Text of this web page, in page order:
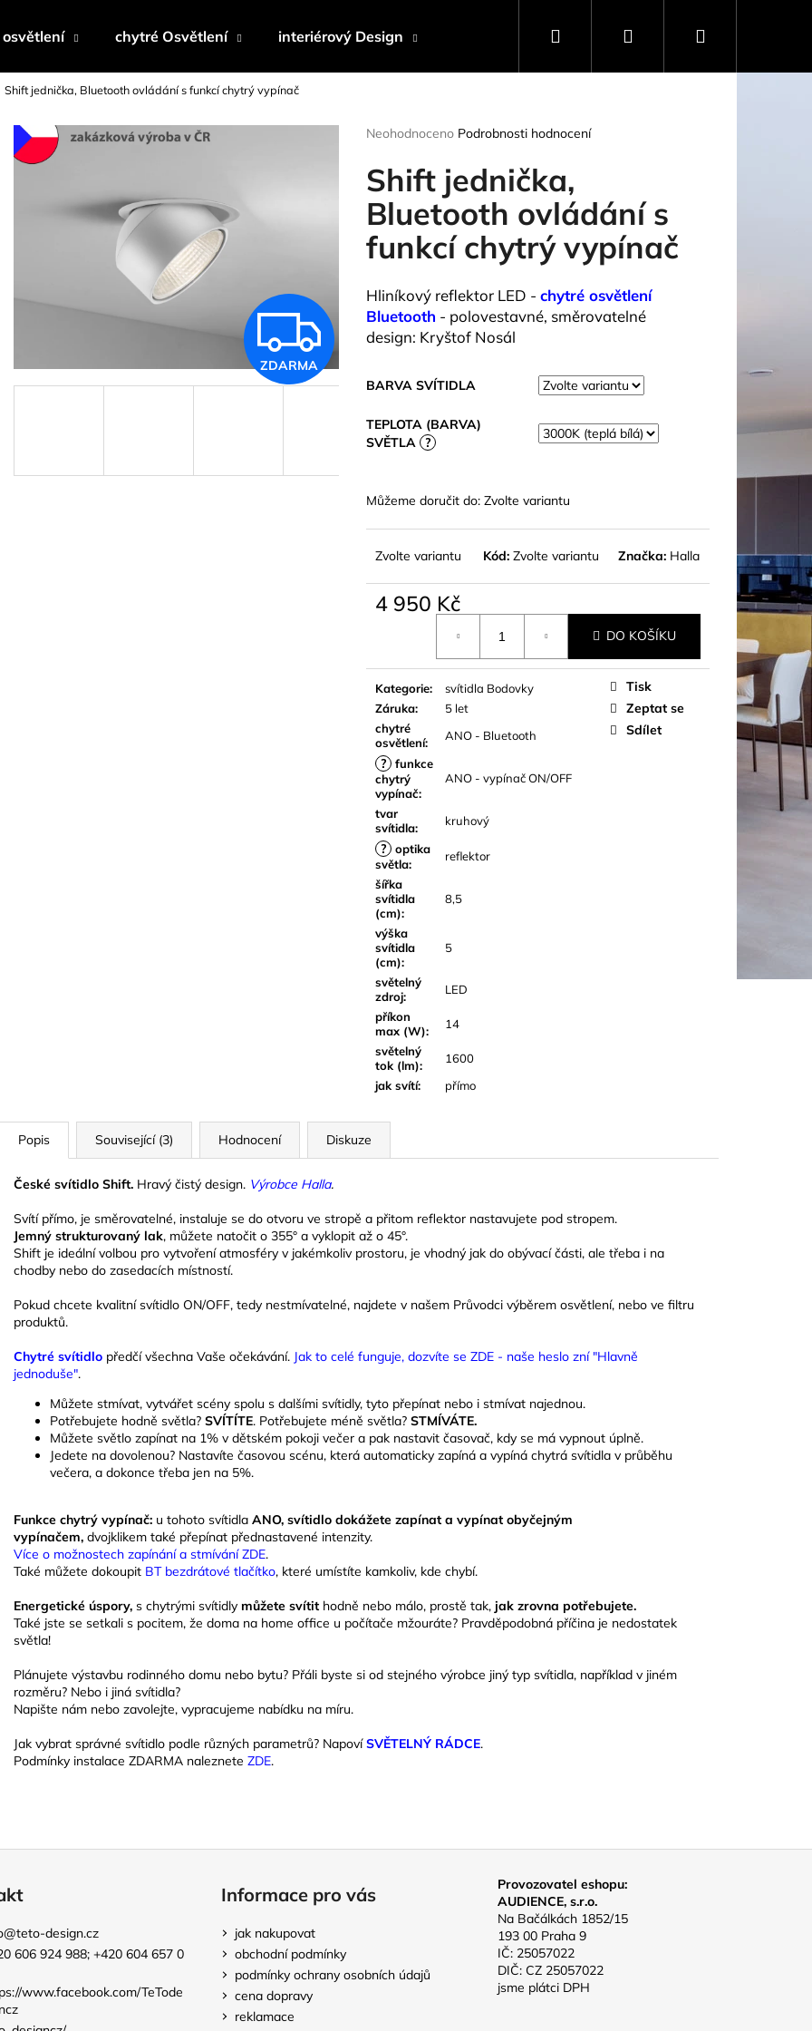
chytré Osvětlení interiérový Design světelný Rádce o nás
Hledat PřihlášeníNákupní
Shift jednička, Bluetooth ovládání s funkcí chytrý vypínač
Průměrné
produktu
je
0,0
5
hvězdiček.
Neohodnoceno Podrobnosti hodnocení
Shift jednička,
Bluetooth ovládání s
funkcí chytrý vypínač
Hliníkový reflektor LED - chytré osvětlení
Bluetooth - polovestavné, směrovatelné
design: Kryštof Nosál
BARVA SVÍTIDLA
TEPLOTA (BARVA)
SVĚTLA
?
Můžeme doručit do: Zvolte variantu
Zvolte variantu Kód: Zvolte variantu Značka: Halla
4 950 Kč
DO KOŠÍKU
Kategorie:
svítidla Bodovky
Záruka:
5 let
chytré
osvětlení: ANO - Bluetooth
?
funkce
chytrý
vypínač:
ANO - vypínač ON/OFF
tvar
svítidla: kruhový
?
optika
světla:
reflektor
šířka
svítidla
(cm):
8,5
výška
svítidla
(cm):
5
světelný
zdroj:
LED
příkon
max (W):
14
světelný
tok (lm):
1600
jak svítí: přímo
Tisk
Zeptat se
Sdílet
Z
D
A
M
ZDARMA
Popis Související (3) Hodnocení Diskuze
České svítidlo Shift. Hravý čistý design. Výrobce Halla.
Svítí přímo, je směrovatelné, instaluje se do otvoru ve stropě a přitom reflektor nastavujete pod stropem.
Jemný strukturovaný lak, můžete natočit o 355° a vyklopit až o 45°.
Shift je ideální volbou pro vytvoření atmosféry v jakémkoliv prostoru, je vhodný jak do obývací části, ale třeba i na
chodby nebo do zasedacích místností.
Pokud chcete kvalitní svítidlo ON/OFF, tedy nestmívatelné, najdete v našem Průvodci výběrem osvětlení, nebo ve filtru
produktů.
Chytré svítidlo předčí všechna Vaše očekávání. Jak to celé funguje, dozvíte se ZDE - naše heslo zní "Hlavně
jednoduše".
Můžete stmívat, vytvářet scény spolu s dalšími svítidly, tyto přepínat nebo i stmívat najednou.
Potřebujete hodně světla? SVÍTÍTE. Potřebujete méně světla? STMÍVÁTE.
Můžete světlo zapínat na 1% v dětském pokoji večer a pak nastavit časovač, kdy se má vypnout úplně.
Jedete na dovolenou? Nastavíte časovou scénu, která automaticky zapíná a vypíná chytrá svítidla v průběhu
večera, a dokonce třeba jen na 5%.
Funkce chytrý vypínač: u tohoto svítidla ANO, svítidlo dokážete zapínat a vypínat obyčejným
vypínačem, dvojklikem také přepínat přednastavené intenzity.
Více o možnostech zapínání a stmívání ZDE.
Také můžete dokoupit BT bezdrátové tlačítko, které umístíte kamkoliv, kde chybí.
Energetické úspory, s chytrými svítidly můžete svítit hodně nebo málo, prostě tak, jak zrovna potřebujete.
Také jste se setkali s pocitem, že doma na home office u počítače mžouráte? Pravděpodobná příčina je nedostatek
světla!
Plánujete výstavbu rodinného domu nebo bytu? Přáli byste si od stejného výrobce jiný typ svítidla, například v jiném
rozměru? Nebo i jiná svítidla?
Napište nám nebo zavolejte, vypracujeme nabídku na míru.
Jak vybrat správné svítidlo podle různých parametrů? NapovíSVĚTELNÝ RÁDCE.
Podmínky instalace ZDARMA naleznete ZDE.
Co potřebujete najít?
Doporučujeme
@teto-design.cz
606 924 988; +420 604 657 0
www.facebook.com/TeTode
Informace pro vás
jak nakupovat
obchodní podmínky
podmínky ochrany osobních údajů
cena dopravy
reklamace
Provozovatel eshopu:
AUDIENCE, s.r.o.
Na Bačálkách 1852/15
193 00 Praha 9
IČ: 25057022
DIČ: CZ 25057022
jsme plátci DPH